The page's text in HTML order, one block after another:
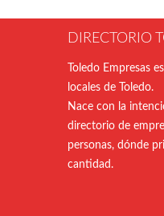
DIRECTORIO
Toledo Empresas
locales de Toledo.
Nace con la
directorio de
personas, dónde
cantidad.